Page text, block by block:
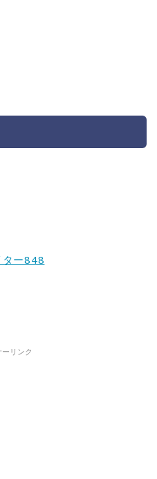
ター848
ーリンク